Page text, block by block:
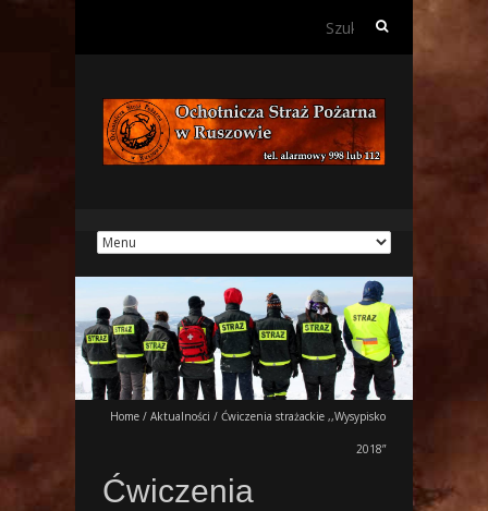
Szukaj:
Home / Aktualności / Ćwiczenia strażackie ,,Wysypisko
2018”
Ćwiczenia